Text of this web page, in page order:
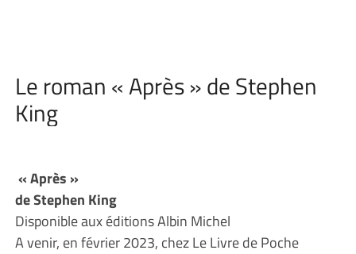
Le roman « Après » de Stephen
King
« Après »
de Stephen King
Disponible aux éditions Albin Michel
A venir, en février 2023, chez Le Livre de Poche